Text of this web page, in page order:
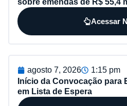
sobre emendas de R$ 55,4
Acessar
agosto 7, 2026
1:15 pm
Início da Convocação para
em Lista de Espera